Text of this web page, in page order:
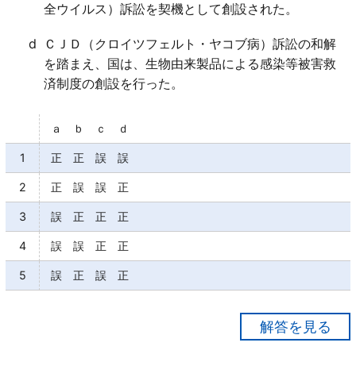
全ウイルス）訴訟を契機として創設された。
d
ＣＪＤ（クロイツフェルト・ヤコブ病）訴訟の和解
を踏まえ、国は、生物由来製品による感染等被害救
済制度の創設を行った。
ａ ｂ ｃ ｄ
1 正 正 誤 誤
2 正 誤 誤 正
3 誤 正 正 正
4 誤 誤 正 正
5 誤 正 誤 正